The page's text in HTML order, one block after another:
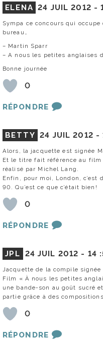
ELENA 24 JUIL 2012 -
Sympa ce concours qui occupe
bureau…
– Martin Sparr
– A nous les petites anglaises
Bonne journée
0
RÉPONDRE
BETTY 24 JUIL 2012 -
Alors, la jacquette est signée
Et le titre fait référence au
réalisé par Michel Lang.
Enfin, pour moi, London, c’est
90. Qu’est ce que c’était bien!
0
RÉPONDRE
JPL 24 JUIL 2012 - 14
Jacquette de la compile signée
Film « À nous les petites
une bande-son au goût sucré
partie grâce à des
0
RÉPONDRE